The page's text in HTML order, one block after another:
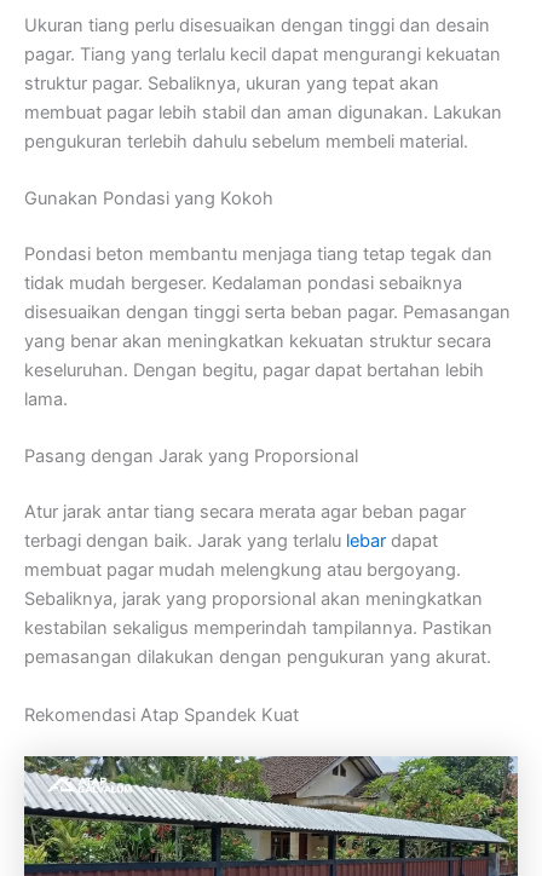
Ukuran tiang perlu disesuaikan dengan tinggi dan desain
pagar. Tiang yang terlalu kecil dapat mengurangi kekuatan
struktur pagar. Sebaliknya, ukuran yang tepat akan
membuat pagar lebih stabil dan aman digunakan. Lakukan
pengukuran terlebih dahulu sebelum membeli material.
Gunakan Pondasi yang Kokoh
Pondasi beton membantu menjaga tiang tetap tegak dan
tidak mudah bergeser. Kedalaman pondasi sebaiknya
disesuaikan dengan tinggi serta beban pagar. Pemasangan
yang benar akan meningkatkan kekuatan struktur secara
keseluruhan. Dengan begitu, pagar dapat bertahan lebih
lama.
Pasang dengan Jarak yang Proporsional
Atur jarak antar tiang secara merata agar beban pagar
terbagi dengan baik. Jarak yang terlalu lebar dapat
membuat pagar mudah melengkung atau bergoyang.
Sebaliknya, jarak yang proporsional akan meningkatkan
kestabilan sekaligus memperindah tampilannya. Pastikan
pemasangan dilakukan dengan pengukuran yang akurat.
Rekomendasi Atap Spandek Kuat